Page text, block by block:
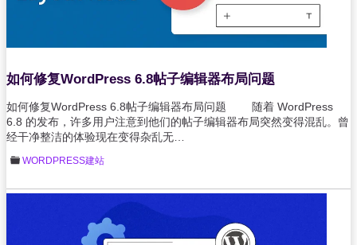
如何修复WordPress 6.8帖子编辑器布局问题
如何修复WordPress 6.8帖子编辑器布局问题 随着 WordPress
6.8 的发布，许多用户注意到他们的帖子编辑器布局突然变得混乱。曾
经干净整洁的体验现在变得杂乱无…
WORDPRESS建站